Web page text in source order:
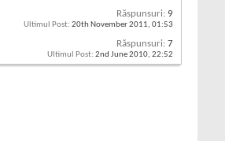
Răspunsuri: 9
Ultimul Post: 20th November 2011, 01:53
Răspunsuri: 7
Ultimul Post: 2nd June 2010, 22:52